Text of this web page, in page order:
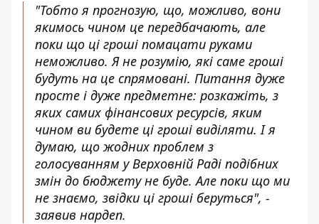
"Тобто я прогнозую, що, можливо, вони
якимось чином це передбачають, але
поки що ці гроші помацати руками
неможливо. Я не розумію, які саме гроші
будуть на це спрямовані. Питання дуже
просте і дуже предметне: розкажіть, з
яких самих фінансових ресурсів, яким
чином ви будете ці гроші виділяти. І я
думаю, що жодних проблем з
голосуванням у Верховній Раді подібних
змін до бюджету не буде. Але поки що ми
не знаємо, звідки ці гроші беруться", -
заявив нардеп.